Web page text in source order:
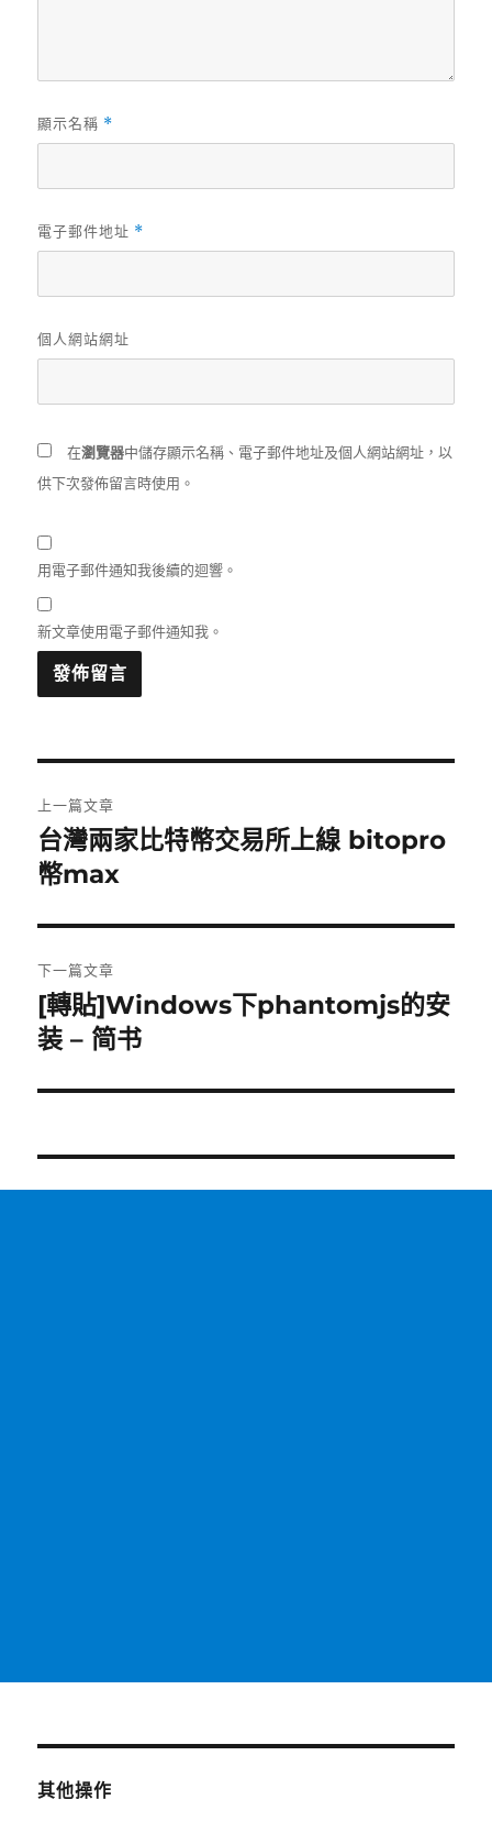
顯示名稱 *
電子郵件地址 *
個人網站網址
在瀏覽器中儲存顯示名稱、電子郵件地址及個人網站網址，以
供下次發佈留言時使用。
用電子郵件通知我後續的迴響。
新文章使用電子郵件通知我。
章
導
覽
上一篇文章
上
一
文
章:
台灣兩家比特幣交易所上線 bitopro
幣max
下一篇文章
下
一
文
[轉貼]Windows下phantomjs的安
装 – 简书
其他操作